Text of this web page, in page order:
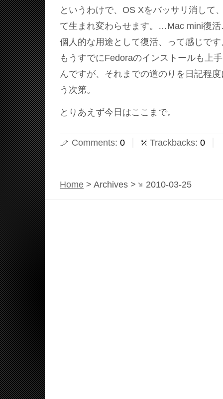
というわけで、OS Xをバッサリ消して
て生まれ変わらせます。…Mac mini復
個人的な用途として復活、って感じで
もうすでにFedoraのインストールも上
んですが、それまでの道のりを日記程
う次第。
とりあえず今日はここまで。
Comments: 0 Trackbacks: 0
Home > Archives > 2010-03-25